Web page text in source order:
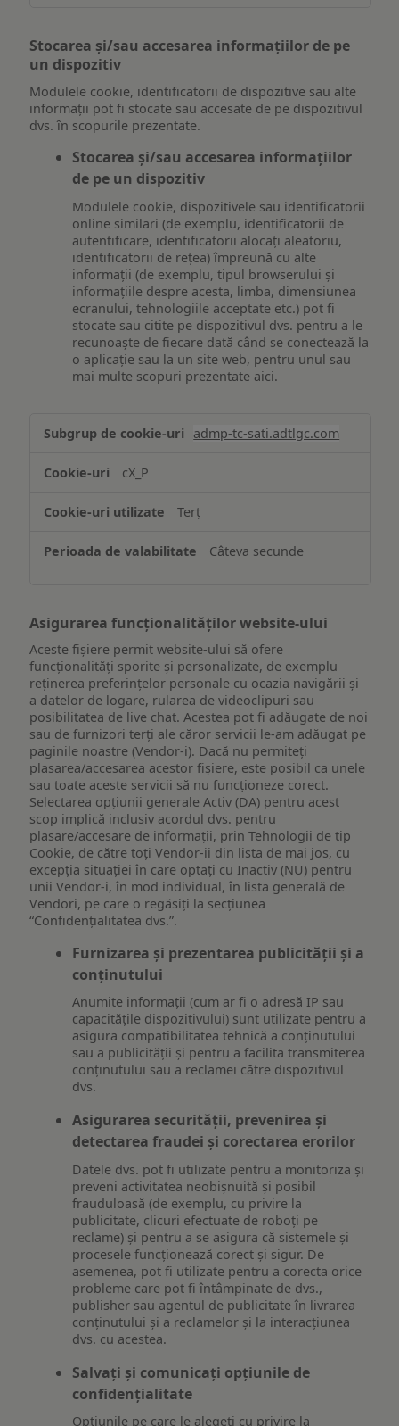
Stocarea și/sau accesarea informațiilor de pe
un dispozitiv
Modulele cookie, identificatorii de dispozitive sau alte
informații pot fi stocate sau accesate de pe dispozitivul
dvs. în scopurile prezentate.
Stocarea și/sau accesarea informațiilor
de pe un dispozitiv
Modulele cookie, dispozitivele sau identificatorii
online similari (de exemplu, identificatorii de
autentificare, identificatorii alocați aleatoriu,
identificatorii de rețea) împreună cu alte
informații (de exemplu, tipul browserului și
informațiile despre acesta, limba, dimensiunea
ecranului, tehnologiile acceptate etc.) pot fi
stocate sau citite pe dispozitivul dvs. pentru a le
recunoaște de fiecare dată când se conectează la
o aplicație sau la un site web, pentru unul sau
mai multe scopuri prezentate aici.
și/sau
informațiilor
pe
dispozitiv
admp-tc-sati.adtlgc.com
cX_P
Terț
Câteva secunde
Asigurarea funcționalităților website-ului
Aceste fișiere permit website-ului să ofere
funcționalități sporite și personalizate, de exemplu
reţinerea preferinţelor personale cu ocazia navigării și
a datelor de logare, rularea de videoclipuri sau
posibilitatea de live chat. Acestea pot fi adăugate de noi
sau de furnizori terți ale căror servicii le-am adăugat pe
paginile noastre (Vendor-i). Dacă nu permiteți
plasarea/accesarea acestor fișiere, este posibil ca unele
sau toate aceste servicii să nu funcționeze corect.
Selectarea opțiunii generale Activ (DA) pentru acest
scop implică inclusiv acordul dvs. pentru
plasare/accesare de informații, prin Tehnologii de tip
Cookie, de către toți Vendor-ii din lista de mai jos, cu
excepția situației în care optați cu Inactiv (NU) pentru
unii Vendor-i, în mod individual, în lista generală de
Vendori, pe care o regăsiți la secțiunea
“Confidențialitatea dvs.”.
Furnizarea și prezentarea publicității și a
conținutului
Anumite informații (cum ar fi o adresă IP sau
capacitățile dispozitivului) sunt utilizate pentru a
asigura compatibilitatea tehnică a conținutului
sau a publicității și pentru a facilita transmiterea
conținutului sau a reclamei către dispozitivul
dvs.
Asigurarea securității, prevenirea și
detectarea fraudei și corectarea erorilor
Datele dvs. pot fi utilizate pentru a monitoriza și
preveni activitatea neobișnuită și posibil
frauduloasă (de exemplu, cu privire la
publicitate, clicuri efectuate de roboți pe
reclame) și pentru a se asigura că sistemele și
procesele funcționează corect și sigur. De
asemenea, pot fi utilizate pentru a corecta orice
probleme care pot fi întâmpinate de dvs.,
publisher sau agentul de publicitate în livrarea
conținutului și a reclamelor și la interacțiunea
dvs. cu acestea.
Salvați și comunicați opțiunile de
confidențialitate
Opțiunile pe care le alegeți cu privire la